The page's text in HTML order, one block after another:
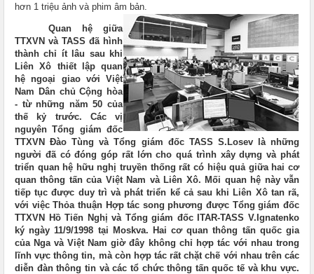
hơn 1 triệu ảnh và phim âm bản.
Quan hệ giữa
TTXVN và TASS đã hình
thành chỉ ít lâu sau khi
Liên Xô thiết lập quan
hệ ngoại giao với Việt
Nam Dân chủ Cộng hòa
- từ những năm 50 của
thế kỷ trước. Các vị
nguyên Tổng giám đốc
TTXVN Đào Tùng và Tổng giám đốc TASS S.Losev là những
người đã có đóng góp rất lớn cho quá trình xây dựng và phát
triển quan hệ hữu nghị truyền thống rất có hiệu quả giữa hai cơ
quan thông tấn của Việt Nam và Liên Xô. Mối quan hệ này vẫn
tiếp tục được duy trì và phát triển kể cả sau khi Liên Xô tan rã,
với việc Thỏa thuận Hợp tác song phương được Tổng giám đốc
TTXVN Hồ Tiến Nghị và Tổng giám đốc ITAR-TASS V.Ignatenko
ký ngày 11/9/1998 tại Moskva. Hai cơ quan thông tấn quốc gia
của Nga và Việt Nam giờ đây không chỉ hợp tác với nhau trong
lĩnh vực thông tin, mà còn hợp tác rất chặt chẽ với nhau trên các
diễn đàn thông tin và các tổ chức thông tấn quốc tế và khu vực.